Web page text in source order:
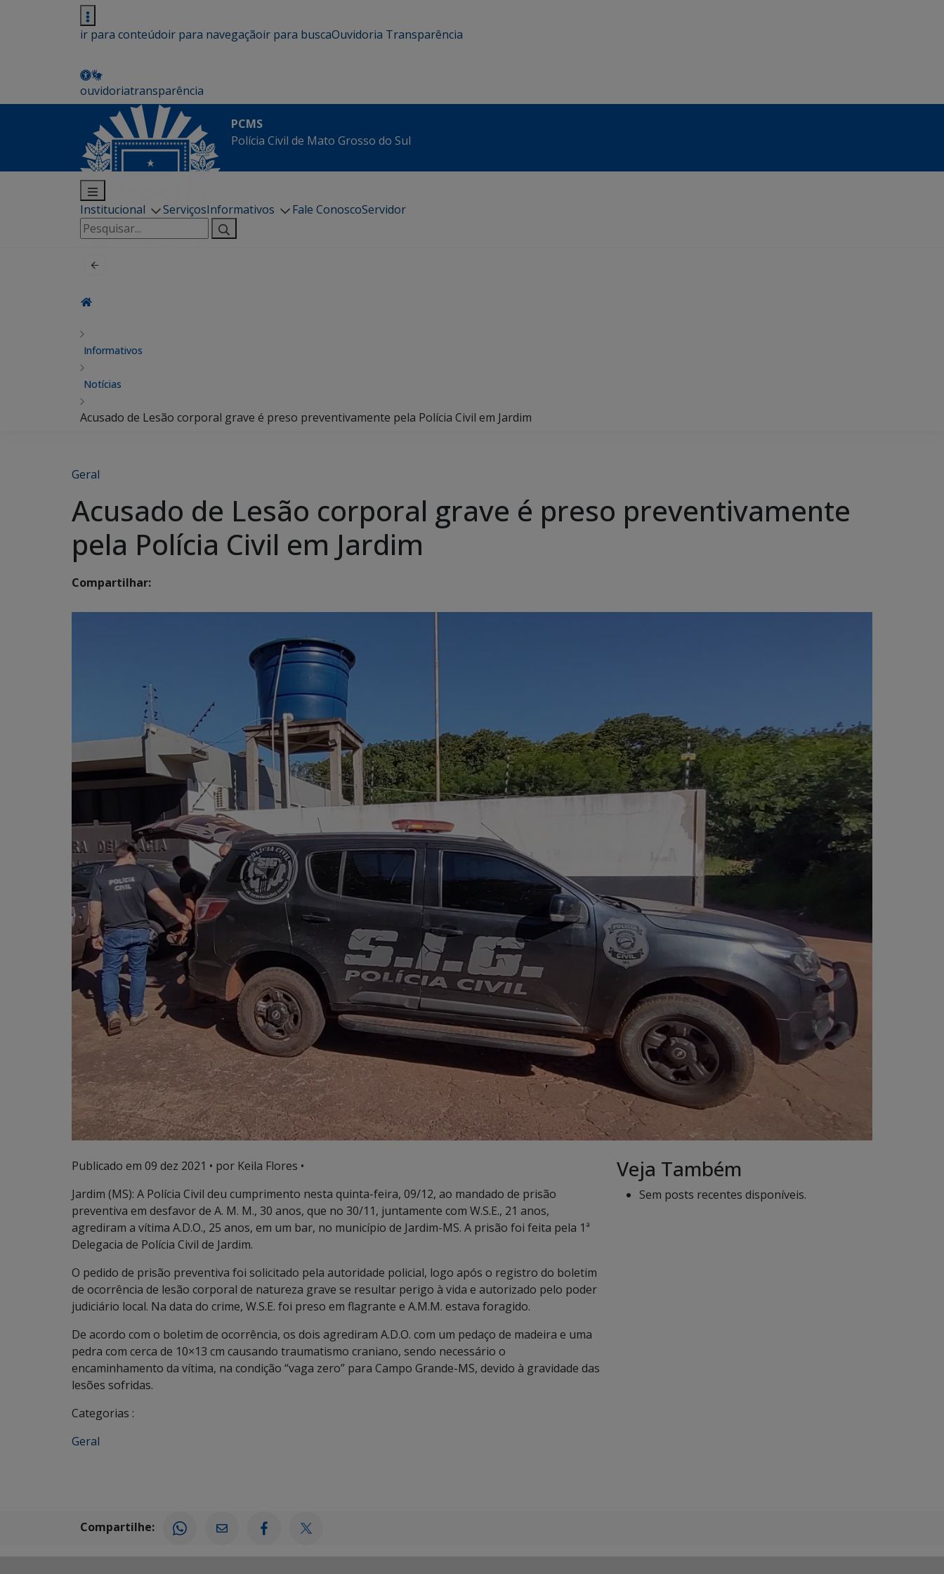
ir para conteúdoir para navegaçãoir para buscaOuvidoria Transparência
ouvidoriatransparência
PCMS
Polícia Civil de Mato Grosso do Sul
Institucional ServiçosInformativos Fale ConoscoServidor
Pesquisar
por:
Informativos
Notícias
Acusado de Lesão corporal grave é preso preventivamente pela Polícia Civil em Jardim
Geral
Acusado de Lesão corporal grave é preso preventivamente
pela Polícia Civil em Jardim
Compartilhar:
Publicado em 09 dez 2021 • por Keila Flores •
Jardim (MS): A Polícia Civil deu cumprimento nesta quinta-feira, 09/12, ao mandado de prisão
preventiva em desfavor de A. M. M., 30 anos, que no 30/11, juntamente com W.S.E., 21 anos,
agrediram a vítima A.D.O., 25 anos, em um bar, no município de Jardim-MS. A prisão foi feita pela 1ª
Delegacia de Polícia Civil de Jardim.
O pedido de prisão preventiva foi solicitado pela autoridade policial, logo após o registro do boletim
de ocorrência de lesão corporal de natureza grave se resultar perigo à vida e autorizado pelo poder
judiciário local. Na data do crime, W.S.E. foi preso em flagrante e A.M.M. estava foragido.
De acordo com o boletim de ocorrência, os dois agrediram A.D.O. com um pedaço de madeira e uma
pedra com cerca de 10×13 cm causando traumatismo craniano, sendo necessário o
encaminhamento da vítima, na condição “vaga zero” para Campo Grande-MS, devido à gravidade das
lesões sofridas.
Categorias :
Geral
Veja Também
Sem posts recentes disponíveis.
Compartilhe: